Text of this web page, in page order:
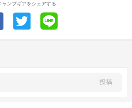
ャンプギアをシェアする
投稿